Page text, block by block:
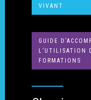
VIVANT
GUIDE
L’UTILISATION
FORMATIONS